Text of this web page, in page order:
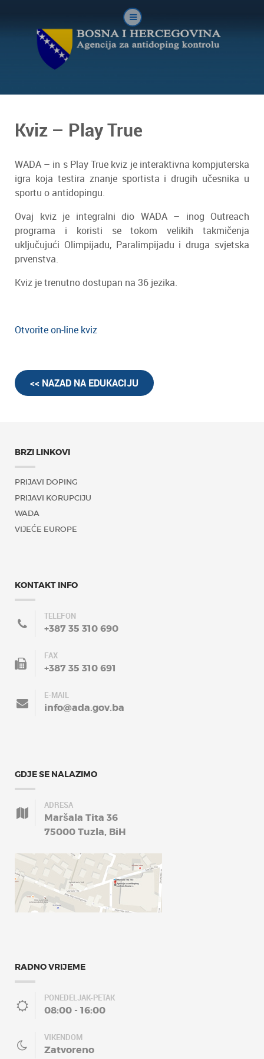
Kviz – Play True
WADA – in s Play True kviz je interaktivna kompjuterska
igra koja testira znanje sportista i drugih učesnika u
sportu o antidopingu.
Ovaj kviz je integralni dio WADA – inog Outreach
programa i koristi se tokom velikih takmičenja
uključujući Olimpijadu, Paralimpijadu i druga svjetska
prvenstva.
Kviz je trenutno dostupan na 36 jezika.
Otvorite on-line kviz
<< NAZAD NA EDUKACIJU
BRZI LINKOVI
PRIJAVI DOPING
PRIJAVI KORUPCIJU
WADA
VIJEĆE EUROPE
KONTAKT INFO
TELEFON
+387 35 310 690
FAX
+387 35 310 691
E-MAIL
info@ada.gov.ba
GDJE SE NALAZIMO
ADRESA
Maršala Tita 36
75000 Tuzla, BiH
RADNO VRIJEME
PONEDELJAK-PETAK
08:00 - 16:00
VIKENDOM
Zatvoreno